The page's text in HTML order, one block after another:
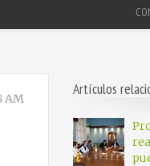
AM
Artículos